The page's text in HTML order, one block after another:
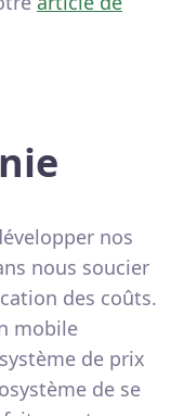
nos
nous soucier
des coûts.
mobile
de prix
de se